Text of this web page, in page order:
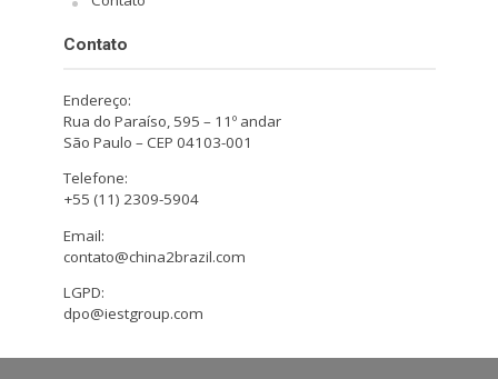
Contato
Endereço:
Rua do Paraíso, 595 – 11º andar
São Paulo – CEP 04103-001
Telefone:
+55 (11) 2309-5904
Email:
contato@china2brazil.com
LGPD:
dpo@iestgroup.com